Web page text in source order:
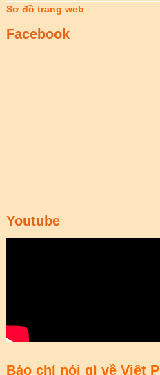
Sơ đồ trang web
Facebook
Youtube
Báo chí nói gì về Việt